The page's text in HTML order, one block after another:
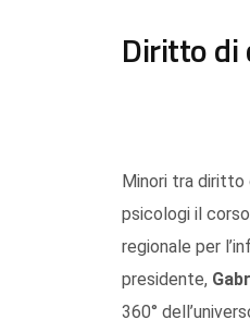
Diritto di
Minori tra diritto
psicologi il
regionale per
presidente,
360°